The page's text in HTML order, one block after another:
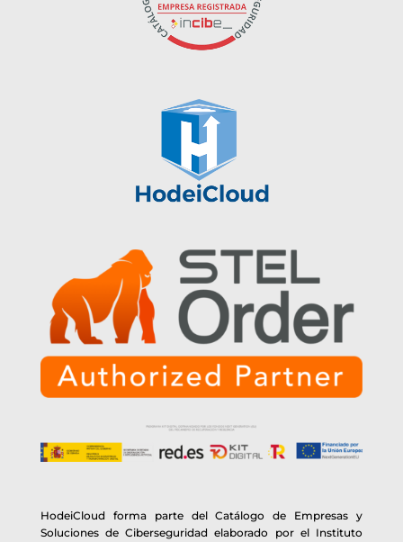
HodeiCloud forma parte del Catálogo de Empresas y
Soluciones de Ciberseguridad elaborado por el Instituto